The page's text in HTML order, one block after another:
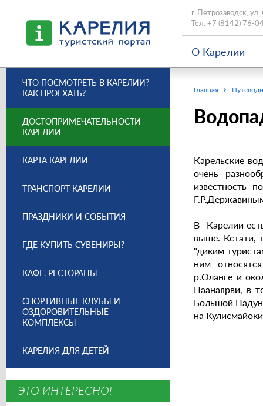
г. Петрозаводск,
Тел. +7 (8142) 76-
О Карелии
Главная
Карельские
очень
известность
В Карелии
выше. Кстати,
"диким
ним
р.Оланге и
Паанаярви, в
Большой
на
ЧТО ПОСМОТРЕТЬ В КАРЕЛИИ?
КАК ПРОЕХАТЬ?
ДОСТОПРИМЕЧАТЕЛЬНОСТИ
КАРЕЛИИ
КАРТА КАРЕЛИИ
ТРАНСПОРТ КАРЕЛИИ
ПРАЗДНИКИ И СОБЫТИЯ
ГДЕ КУПИТЬ СУВЕНИРЫ?
КАФЕ, РЕСТОРАНЫ
СПОРТИВНЫЕ КЛУБЫ И
ОЗДОРОВИТЕЛЬНЫЕ
КОМПЛЕКСЫ
КАРЕЛИЯ ДЛЯ ДЕТЕЙ
ЭТО ИНТЕРЕСНО!